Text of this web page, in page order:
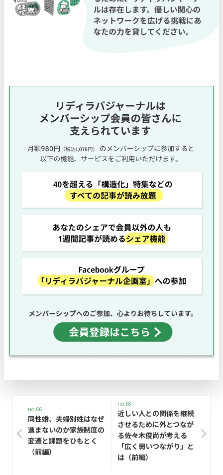
no.66
同性婚、夫婦別姓はなぜ
進まないのか――家族制度の
変遷と課題をひもとく
（前編）
no.68
近しい人との関係を継続
させるために外とつなが
る――佐々木俊尚が考える
「広く弱いつながり」と
は（前編）